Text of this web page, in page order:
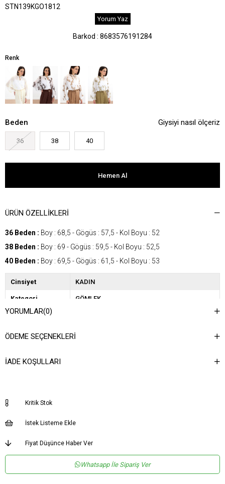
STN139KGO1812
Yorum Yaz
Barkod : 8683576191284
Renk
Beden Giysiyi nasıl ölçeriz
36 38 40
ÜRÜN ÖZELLIKLERI
36 Beden : Boy : 68,5 - Gögüs : 57,5 - Kol Boyu : 52
38 Beden : Boy : 69 - Gögüs : 59,5 - Kol Boyu : 52,5
40 Beden : Boy : 69,5 - Gögüs : 61,5 - Kol Boyu : 53
Cinsiyet KADIN
Kategori GÖMLEK
YORUMLAR(0)
ÖDEME SEÇENEKLERI
İADE KOŞULLARI
Kritik Stok
İstek Listeme Ekle
Fiyat Düşünce Haber Ver
Whatsapp İle Sipariş Ver